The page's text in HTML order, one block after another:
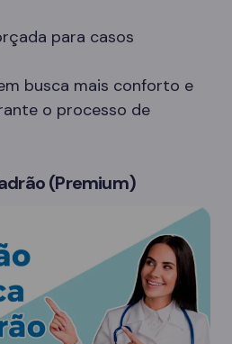
para casos
busca mais conforto e
o processo de
(Premium)